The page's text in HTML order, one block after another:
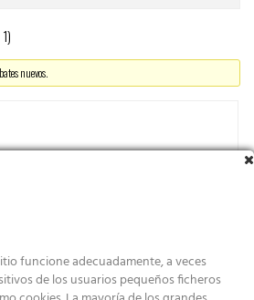
nuevos.
funcione adecuadamente, a veces
de los usuarios pequeños ficheros